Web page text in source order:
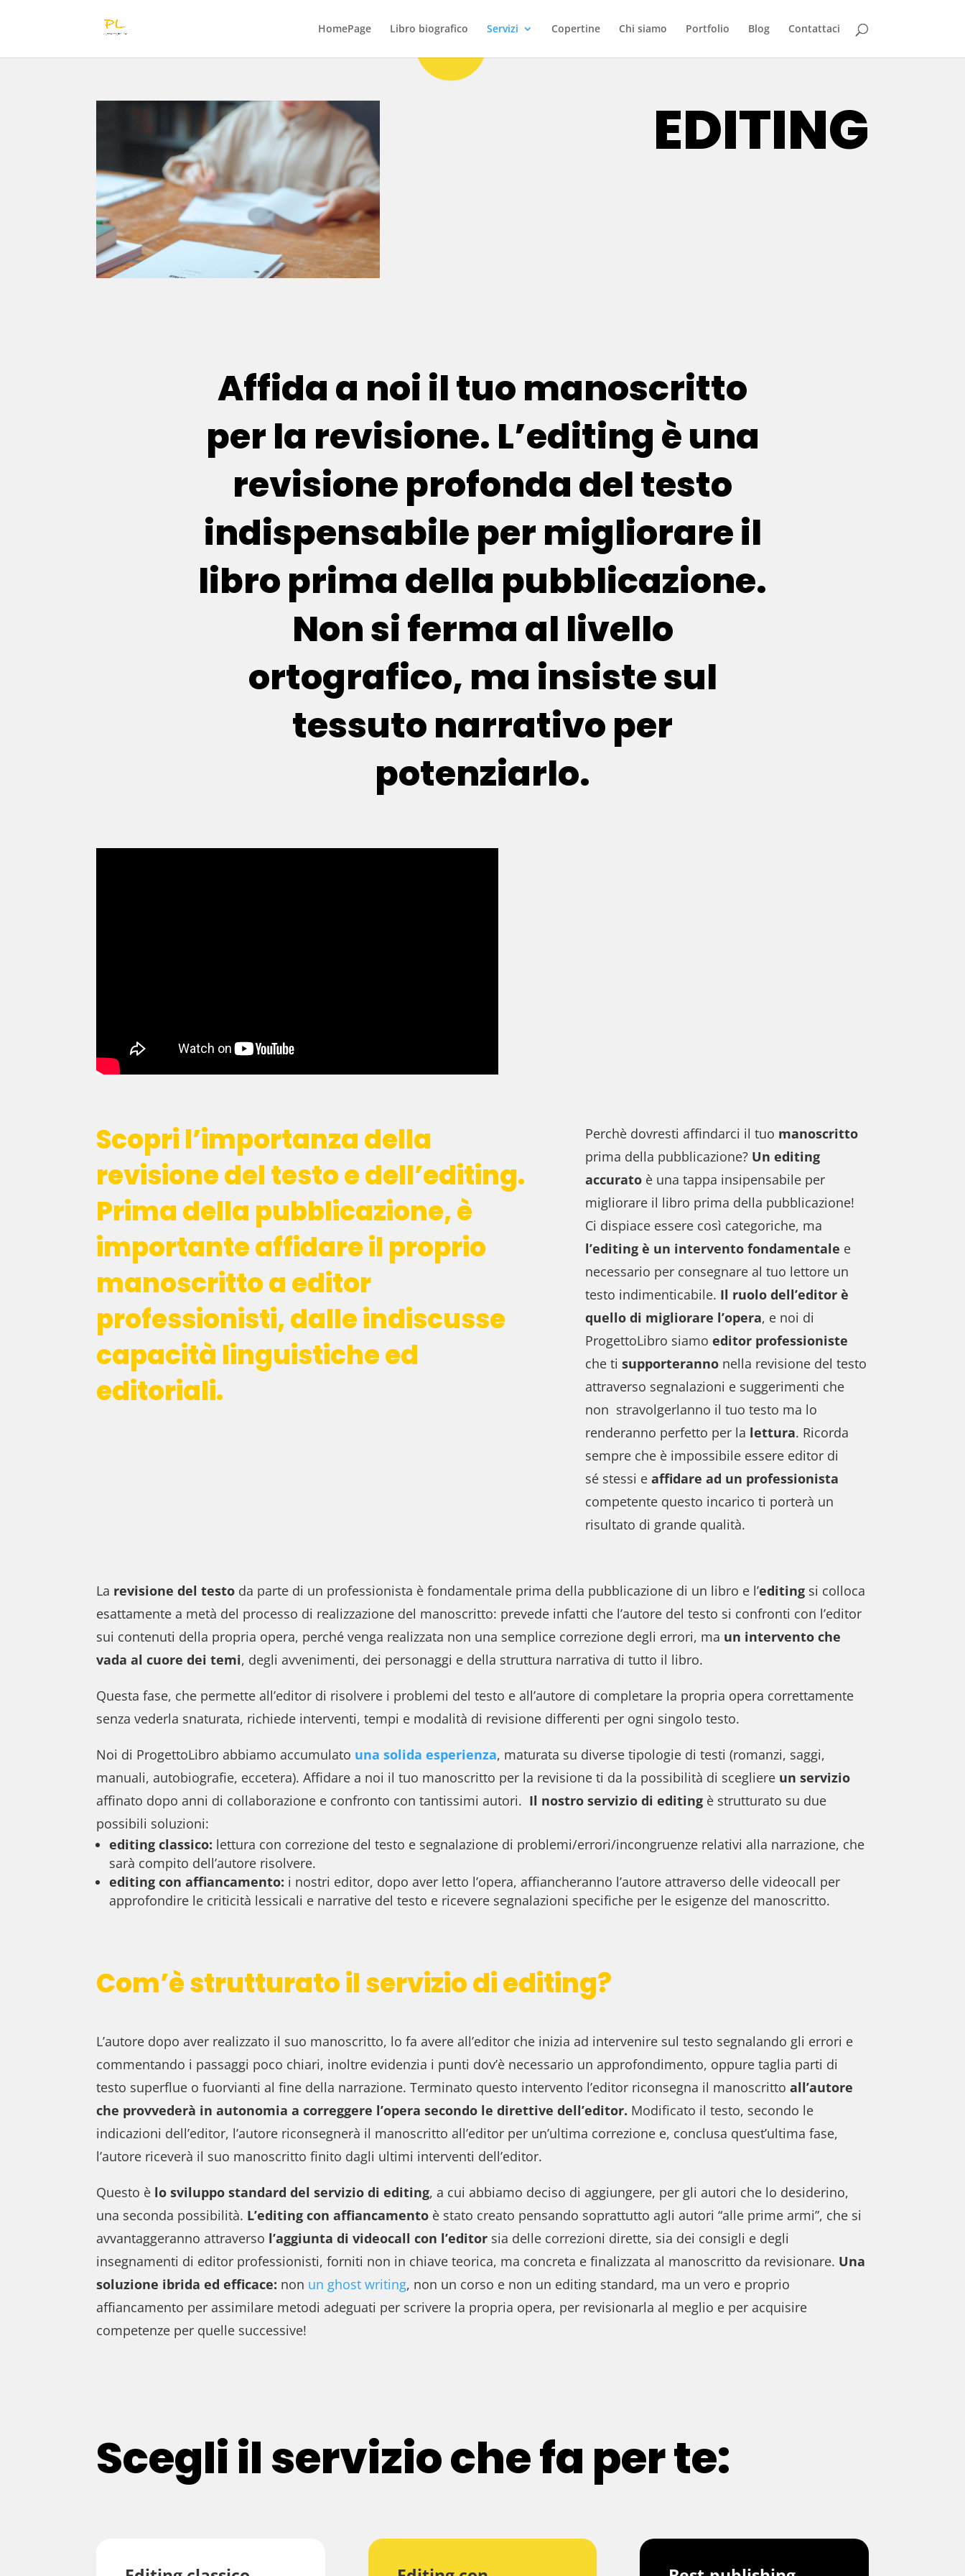
HomePage Libro biografico Servizi Copertine Chi siamo Portfolio Blog Contattaci
EDITING
Affida a noi il tuo manoscritto
per la revisione. L’editing è una
revisione profonda del testo
indispensabile per migliorare il
libro prima della pubblicazione.
Non si ferma al livello
ortografico, ma insiste sul
tessuto narrativo per
potenziarlo.
Scopri l’importanza della
revisione del testo e dell’editing.
Prima della pubblicazione, è
importante affidare il proprio
manoscritto a editor
professionisti, dalle indiscusse
capacità linguistiche ed
editoriali.
Perchè dovresti affindarci il tuo manoscritto
prima della pubblicazione?Un editing
accuratoè una tappa insipensabile per
migliorare il libro prima della pubblicazione!
Ci dispiace essere così categoriche, ma
l’editing è un intervento fondamentale e
necessario per consegnare al tuo lettore un
testo indimenticabile. Il ruolo dell’editor è
quello di migliorare l’opera, e noi di
ProgettoLibro siamo editor professioniste
che ti supporterannonella revisione del testo
attraverso segnalazioni e suggerimenti che
non stravolgerlanno il tuo testo ma lo
renderanno perfetto per la lettura. Ricorda
sempre che è impossibile essere editor di
sé stessi e affidare ad un professionista
competente questo incarico ti porterà un
risultato di grande qualità.
La revisione del testo da parte di un professionista è fondamentale prima della pubblicazione di un libro e l’editing si colloca
esattamente a metà del processo di realizzazione del manoscritto: prevede infatti che l’autore del testo si confronti con l’editor
sui contenuti della propria opera, perché venga realizzata non una semplice correzione degli errori, ma un intervento che
vada al cuore dei temi, degli avvenimenti, dei personaggi e della struttura narrativa di tutto il libro.
Questa fase, che permette all’editor di risolvere i problemi del testo e all’autore di completare la propria opera correttamente
senza vederla snaturata, richiede interventi, tempi e modalità di revisione differenti per ogni singolo testo.
Noi di ProgettoLibro abbiamo accumulato una solida esperienza, maturata su diverse tipologie di testi (romanzi, saggi,
manuali, autobiografie, eccetera). Affidare a noi il tuo manoscritto per la revisione ti da la possibilità di scegliere un servizio
affinato dopo anni di collaborazione e confronto con tantissimi autori. Il nostro servizio di editing è strutturato su due
possibili soluzioni:
editing classico: lettura con correzione del testo e segnalazione di problemi/errori/incongruenze relativi alla narrazione, che
sarà compito dell’autore risolvere.
editing con affiancamento: i nostri editor, dopo aver letto l’opera, affiancheranno l’autore attraverso delle videocall per
approfondire le criticità lessicali e narrative del testo e ricevere segnalazioni specifiche per le esigenze del manoscritto.
Com’è strutturato il servizio di editing?
L’autore dopo aver realizzato il suo manoscritto, lo fa avere all’editor che inizia ad intervenire sul testo segnalando gli errori e
commentando i passaggi poco chiari, inoltre evidenzia i punti dov’è necessario un approfondimento, oppure taglia parti di
testo superflue o fuorvianti al fine della narrazione. Terminato questo intervento l’editor riconsegna il manoscrittoall’autore
che provvederà in autonomia a correggere l’opera secondo le direttive dell’editor. Modificato il testo, secondo le
indicazioni dell’editor, l’autore riconsegnerà il manoscritto all’editor per un’ultima correzione e, conclusa quest’ultima fase,
l’autore riceverà il suo manoscritto finito dagli ultimi interventi dell’editor.
Questo è lo sviluppo standard del servizio di editing, a cui abbiamo deciso di aggiungere, per gli autori che lo desiderino,
una seconda possibilità. L’editing con affiancamento è stato creato pensando soprattutto agli autori “alle prime armi”, che si
avvantaggeranno attraverso l’aggiunta di videocall con l’editor sia delle correzioni dirette, sia dei consigli e degli
insegnamenti di editor professionisti, forniti non in chiave teorica, ma concreta e finalizzata al manoscritto da revisionare. Una
soluzione ibrida ed efficace: non un ghost writing, non un corso e non un editing standard, ma un vero e proprio
affiancamento per assimilare metodi adeguati per scrivere la propria opera, per revisionarla al meglio e per acquisire
competenze per quelle successive!
Scegli il servizio che fa per te: